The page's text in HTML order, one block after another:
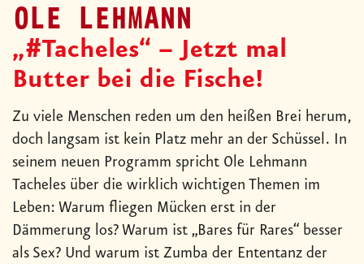
OLE LEHMANN
„#Tacheles“ – Jetzt mal
Butter bei die Fische!
Zu viele Menschen reden um den heißen Brei herum,
doch langsam ist kein Platz mehr an der Schüssel. In
seinem neuen Programm spricht Ole Lehmann
Tacheles über die wirklich wichtigen Themen im
Leben: Warum fliegen Mücken erst in der
Dämmerung los? Warum ist „Bares für Rares“ besser
als Sex? Und warum ist Zumba der Ententanz der